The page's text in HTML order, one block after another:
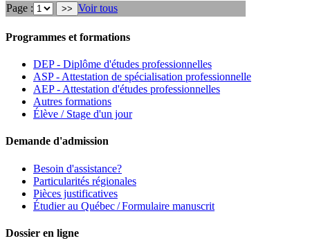
Page :
Voir tous
Programmes et formations
DEP - Diplôme d'études professionnelles
ASP - Attestation de spécialisation professionnelle
AEP - Attestation d'études professionnelles
Autres formations
Élève / Stage d'un jour
Demande d'admission
Besoin d'assistance?
Particularités régionales
Pièces justificatives
Étudier au Québec / Formulaire manuscrit
Dossier en ligne